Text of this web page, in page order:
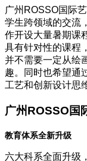
广州ROSSO国际
学生跨领域的交流
作开设大量暑期课
具有针对性的课程
并不需要一定从绘
趣。同时也希望通
工艺和创新设计思
广州ROSSO国
教育体系全新升级
六大科系全面升级